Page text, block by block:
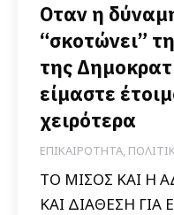
Οταν η
“σκοτώνει”
της
είμαστε
χειρότερα
ΕΠΙΚΑΙΡΟΤΗΤΑ,
ΤΟ ΜΙΣΟΣ ΚΑΙ Η
ΚΑΙ ΔΙΑΘΕΣΗ ΓΙΑ